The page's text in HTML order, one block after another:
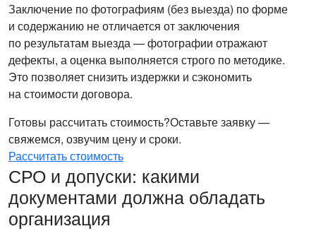
Заключение по фотографиям (без выезда) по форме
и содержанию не отличается от заключения
по результатам выезда — фотографии отражают
дефекты, а оценка выполняется строго по методике.
Это позволяет снизить издержки и сэкономить
на стоимости договора.
Готовы рассчитать стоимость?Оставьте заявку —
свяжемся, озвучим цену и сроки.
Рассчитать стоимость
СРО и допуски: какими
документами должна обладать
организация